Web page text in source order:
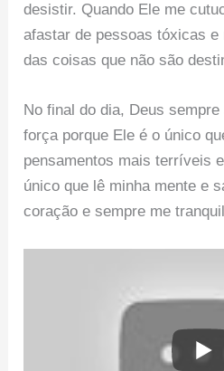
desistir. Quando Ele me
afastar de pessoas tóxicas e
das coisas que não são
No final do dia, Deus
força porque Ele é o único
pensamentos mais terríveis
único que lê minha mente e
coração e sempre me